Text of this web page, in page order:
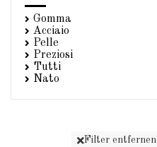
Gomma
Acciaio
Pelle
Preziosi
Tutti
Nato
Filter entfernen